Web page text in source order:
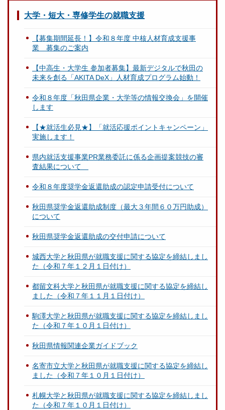
大学・短大・専修学生の就職支援
【募集期間延長！】令和８年度 中核人材育成支援事
業 募集のご案内
【中高生・大学生 参加者募集】最新デジタルで秋田の
未来を創る「AKITA DeX」人材育成プログラム始動！
令和８年度「秋田県企業・大学等の情報交換会」を開催
します
【★就活生必見★】「就活応援ポイントキャンペーン」
実施します！
県内就活支援事業PR業務委託に係る企画提案競技の審
査結果について
令和８年度奨学金返還助成の認定申請受付について
秋田県奨学金返還助成制度（最大３年間６０万円助成）
について
秋田県奨学金返還助成の交付申請について
城西大学と秋田県が就職支援に関する協定を締結しまし
た（令和７年１２月１日付け）
都留文科大学と秋田県が就職支援に関する協定を締結し
ました（令和７年１１月１日付け）
駒澤大学と秋田県が就職支援に関する協定を締結しまし
た（令和７年１０月１日付け）
秋田県情報関連企業ガイドブック
名寄市立大学と秋田県が就職支援に関する協定を締結し
ました（令和７年１０月１日付け）
札幌大学と秋田県が就職支援に関する協定を締結しまし
た（令和７年１０月１日付け）